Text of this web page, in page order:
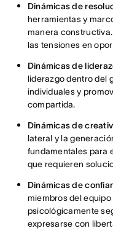
Dinámicas de
herramientas y
manera
las tensiones en
Dinámicas de
liderazgo dentro del
individuales y
compartida.
Dinámicas de
lateral y la
fundamentales para
que requieren
Dinámicas de
miembros del
psicológicamente
expresarse con